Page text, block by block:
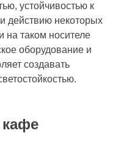
устойчивостью к
действию некоторых
на таком носителе
оборудование и
создавать